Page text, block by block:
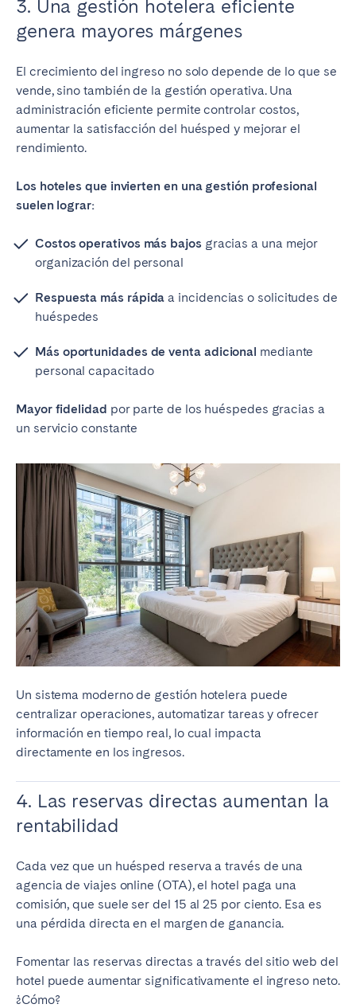
3. Una gestión hotelera eficiente
genera mayores márgenes
El crecimiento del ingreso no solo depende de lo que se
vende, sino también de la gestión operativa. Una
administración eficiente permite controlar costos,
aumentar la satisfacción del huésped y mejorar el
rendimiento.
Los hoteles que invierten en una gestión profesional
suelen lograr:
Costos operativos más bajos gracias a una mejor
organización del personal
Respuesta más rápida a incidencias o solicitudes de
huéspedes
Más oportunidades de venta adicional mediante
personal capacitado
Mayor fidelidad por parte de los huéspedes gracias a
un servicio constante
Un sistema moderno de gestión hotelera puede
centralizar operaciones, automatizar tareas y ofrecer
información en tiempo real, lo cual impacta
directamente en los ingresos.
4. Las reservas directas aumentan la
rentabilidad
Cada vez que un huésped reserva a través de una
agencia de viajes online (OTA), el hotel paga una
comisión, que suele ser del 15 al 25 por ciento. Esa es
una pérdida directa en el margen de ganancia.
Fomentar las reservas directas a través del sitio web del
hotel puede aumentar significativamente el ingreso neto.
¿Cómo?